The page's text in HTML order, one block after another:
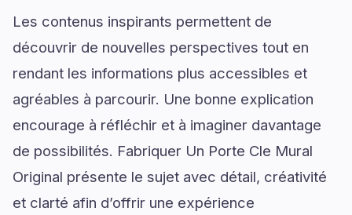
Les contenus inspirants permettent de
découvrir de nouvelles perspectives tout en
rendant les informations plus accessibles et
agréables à parcourir. Une bonne explication
encourage à réfléchir et à imaginer davantage
de possibilités. Fabriquer Un Porte Cle Mural
Original présente le sujet avec détail, créativité
et clarté afin d’offrir une expérience